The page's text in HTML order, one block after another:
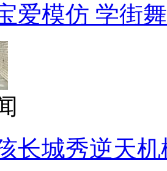
爱模仿 学街
长城秀逆天机